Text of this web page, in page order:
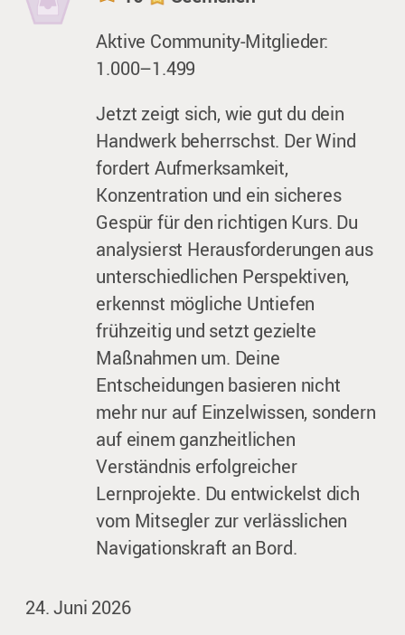
Aktive Community-Mitglieder:
1.000–1.499
Jetzt zeigt sich, wie gut du dein
Handwerk beherrschst. Der Wind
fordert Aufmerksamkeit,
Konzentration und ein sicheres
Gespür für den richtigen Kurs. Du
analysierst Herausforderungen aus
unterschiedlichen Perspektiven,
erkennst mögliche Untiefen
frühzeitig und setzt gezielte
Maßnahmen um. Deine
Entscheidungen basieren nicht
mehr nur auf Einzelwissen, sondern
auf einem ganzheitlichen
Verständnis erfolgreicher
Lernprojekte. Du entwickelst dich
vom Mitsegler zur verlässlichen
Navigationskraft an Bord.
24. Juni 2026